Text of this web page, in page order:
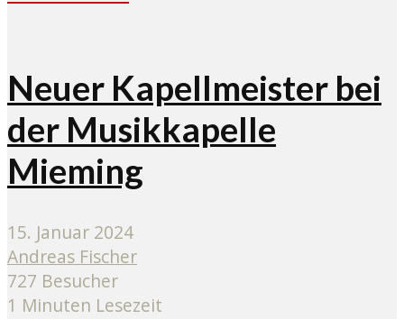
Neuer Kapellmeister bei
der Musikkapelle
Mieming
15. Januar 2024
Andreas Fischer
727 Besucher
1 Minuten Lesezeit